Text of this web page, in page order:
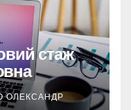
стаж
ОЛЕКСАНДР